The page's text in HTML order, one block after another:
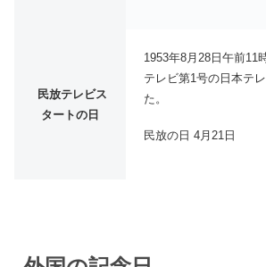
民放テレビス
タートの日
1953年8月28日午前11
テレビ第1号の日本テ
た。
民放の日 4月21日